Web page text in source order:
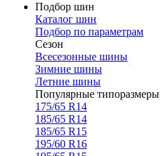
Подбор шин
Каталог шин
Подбор по параметрам
Сезон
Всесезонные шины
Зимние шины
Летние шины
Популярные типоразмеры
175/65 R14
185/65 R14
185/65 R15
195/60 R16